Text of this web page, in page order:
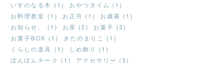
いすのなる木 (1)
おやつタイム (1)
お料理教室 (1)
お正月 (1)
お歳暮 (1)
お知らせ、 (1)
お茶 (2)
お菓子 (3)
お菓子BOX (1)
きたのまりこ (1)
くらしの道具 (1)
しめ飾り (1)
ぽんぽんチーク (1)
アクセサリー (3)